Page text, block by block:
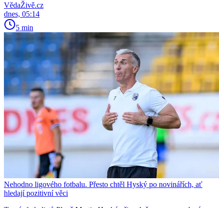
VědaŽivě.cz
dnes, 05:14
5 min
Nehodno ligového fotbalu. Přesto chtěl Hyský po novinářích, ať
hledají pozitivní věci